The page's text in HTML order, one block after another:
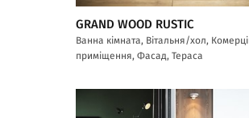
GRAND WOOD RUSTIC
Ванна кімната, Вітальня/хол,
приміщення, Фасад, Тераса